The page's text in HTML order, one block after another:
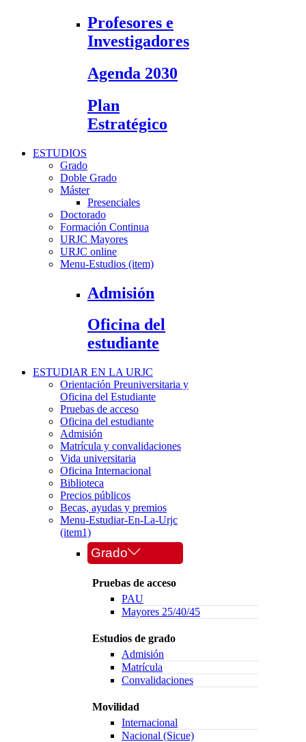
Profesores e
Investigadores
Agenda 2030
Plan
Estratégico
ESTUDIOS
Grado
Doble Grado
Máster
Presenciales
Doctorado
Formación Continua
URJC Mayores
URJC online
Menu-Estudios (item)
Admisión
Oficina del
estudiante
ESTUDIAR EN LA URJC
Orientación Preuniversitaria y
Oficina del Estudiante
Pruebas de acceso
Oficina del estudiante
Admisión
Matrícula y convalidaciones
Vida universitaria
Oficina Internacional
Biblioteca
Precios públicos
Becas, ayudas y premios
Menu-Estudiar-En-La-Urjc
(item1)
Grado
Pruebas de acceso
PAU
Mayores 25/40/45
Estudios de grado
Admisión
Matrícula
Convalidaciones
Movilidad
Internacional
Nacional (Sicue)